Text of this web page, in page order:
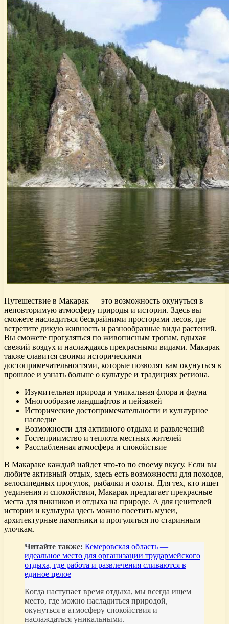
Путешествие в Макарак — это возможность окунуться в
неповторимую атмосферу природы и истории. Здесь вы
сможете насладиться бескрайними просторами лесов, где
встретите дикую живность и разнообразные виды растений.
Вы сможете прогуляться по живописным тропам, вдыхая
свежий воздух и наслаждаясь прекрасными видами. Макарак
также славится своими историческими
достопримечательностями, которые позволят вам окунуться в
прошлое и узнать больше о культуре и традициях региона.
Изумительная природа и уникальная флора и фауна
Многообразие ландшафтов и пейзажей
Исторические достопримечательности и культурное
наследие
Возможности для активного отдыха и развлечений
Гостеприимство и теплота местных жителей
Расслабленная атмосфера и спокойствие
В Макараке каждый найдет что-то по своему вкусу. Если вы
любите активный отдых, здесь есть возможности для походов,
велосипедных прогулок, рыбалки и охоты. Для тех, кто ищет
уединения и спокойствия, Макарак предлагает прекрасные
места для пикников и отдыха на природе. А для ценителей
истории и культуры здесь можно посетить музеи,
архитектурные памятники и прогуляться по старинным
улочкам.
Читайте также: Кемеровская область —
идеальное место для организации трудармейского
отдыха, где работа и развлечения сливаются в
единое целое
Когда наступает время отдыха, мы всегда ищем
место, где можно насладиться природой,
окунуться в атмосферу спокойствия и
наслаждаться уникальными.